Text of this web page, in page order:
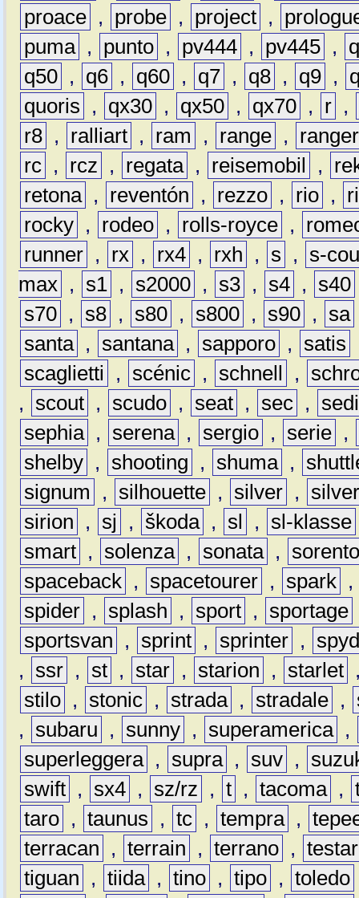
proace , probe , project ,
puma , punto , pv444 , pv445 ,
q50 , q6 , q60 , q7 , q8 , q9 ,
quoris
, qx30 , qx50 , qx70 , r ,
r8 , ralliart , ram , range ,
ranger
rc , rcz , regata , reisemobil ,
retona , reventón , rezzo , rio ,
rocky , rodeo , rolls-royce ,
runner , rx , rx4 , rxh , s ,
s-
max , s1 , s2000 , s3 , s4 , s40
s70 , s8 , s80 , s800 , s90 , sa
santa , santana , sapporo , satis
scaglietti
, scénic , schnell ,
,
scout , scudo , seat , sec ,
sephia , serena , sergio , serie ,
shelby , shooting , shuma ,
signum
, silhouette , silver ,
sirion
, sj , škoda , sl , sl-klasse
smart , solenza , sonata ,
spaceback , spacetourer , spark ,
spider , splash , sport , sportage
sportsvan
, sprint , sprinter ,
,
ssr , st , star , starion , starlet
stilo , stonic , strada , stradale ,
,
subaru , sunny , superamerica ,
superleggera , supra , suv ,
swift , sx4 , sz/rz , t , tacoma ,
taro , taunus , tc , tempra ,
terracan
, terrain , terrano ,
tiguan
, tiida , tino , tipo , toledo